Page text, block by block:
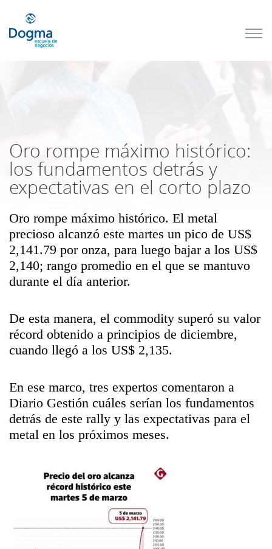
Oro rompe máximo histórico:
los fundamentos detrás y
expectativas en el corto plazo
Oro rompe máximo histórico. El metal
precioso alcanzó este martes un pico de US$
2,141.79 por onza, para luego bajar a los US$
2,140; rango promedio en el que se mantuvo
durante el día anterior.
De esta manera, el commodity superó su valor
récord obtenido a principios de diciembre,
cuando llegó a los US$ 2,135.
En ese marco, tres expertos comentaron a
Diario Gestión cuáles serían los fundamentos
detrás de este rally y las expectativas para el
metal en los próximos meses.
próximos